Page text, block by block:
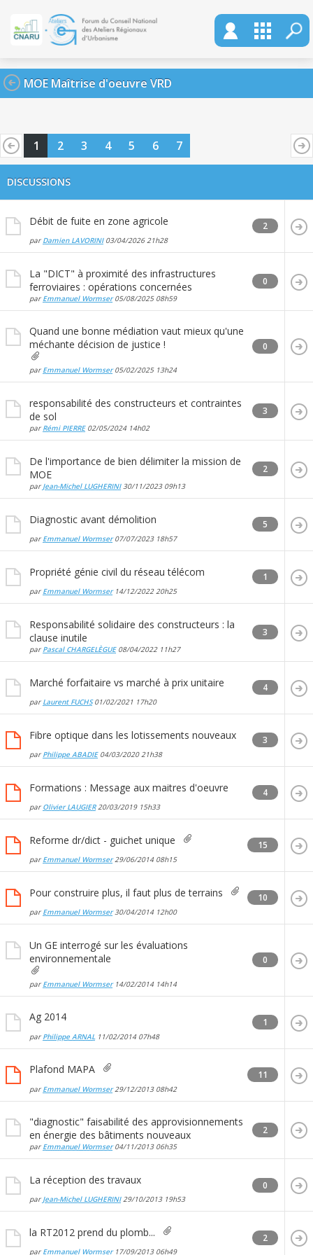
MOE Maîtrise d'oeuvre VRD
1 2 3 4 5 6 7
DISCUSSIONS
Débit de fuite en zone agricole
par Damien LAVORINI03/04/2026 21h28
2
La "DICT" à proximité des infrastructures
ferroviaires : opérations concernées
par Emmanuel Wormser05/08/2025 08h59
0
Quand une bonne médiation vaut mieux qu'une
méchante décision de justice !
par Emmanuel Wormser05/02/2025 13h24
0
responsabilité des constructeurs et contraintes
de sol
par Rémi PIERRE02/05/2024 14h02
3
De l'importance de bien délimiter la mission de
MOE
par Jean-Michel LUGHERINI30/11/2023 09h13
2
Diagnostic avant démolition
par Emmanuel Wormser07/07/2023 18h57
5
Propriété génie civil du réseau télécom
par Emmanuel Wormser14/12/202220h25
1
Responsabilité solidaire des constructeurs : la
clause inutile
par Pascal CHARGELÈGUE08/04/2022 11h27
3
Marché forfaitaire vs marché à prix unitaire
par Laurent FUCHS01/02/2021 17h20
4
Fibre optique dans les lotissements nouveaux
par Philippe ABADIE04/03/2020 21h38
3
Formations : Message aux maitres d'oeuvre
par Olivier LAUGIER20/03/2019 15h33
4
Reforme dr/dict - guichet unique
par Emmanuel Wormser29/06/2014 08h15
15
Pour construire plus, il faut plus de terrains
par Emmanuel Wormser30/04/2014 12h00
10
Un GE interrogé sur les évaluations
environnementale
par Emmanuel Wormser14/02/2014 14h14
0
Ag 2014
par Philippe ARNAL 11/02/2014 07h48
1
Plafond MAPA
par Emmanuel Wormser29/12/2013 08h42
11
"diagnostic" faisabilité des approvisionnements
en énergie des bâtiments nouveaux
par Emmanuel Wormser04/11/2013 06h35
2
La réception des travaux
par Jean-Michel LUGHERINI29/10/2013 19h53
0
la RT2012 prend du plomb...
par Emmanuel Wormser17/09/2013 06h49
2